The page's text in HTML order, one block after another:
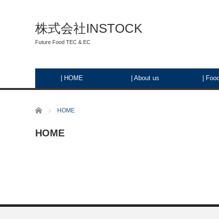
株式会社INSTOCK
Future Food TEC & EC
| HOME | About us |
ホーム HOME
HOME